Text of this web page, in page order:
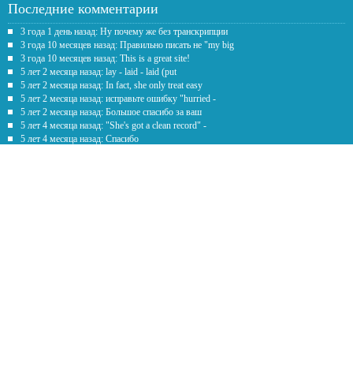
Последние комментарии
3 года 1 день назад: Ну почему же без транскрипции
3 года 10 месяцев назад: Правильно писать не "my big
3 года 10 месяцев назад: This is a great site!
5 лет 2 месяца назад: lay - laid - laid (put
5 лет 2 месяца назад: In fact, she only treat easy
5 лет 2 месяца назад: исправьте ошибку "hurried -
5 лет 2 месяца назад: Большое спасибо за ваш
5 лет 4 месяца назад: "She's got a clean record" -
5 лет 4 месяца назад: Спасибо